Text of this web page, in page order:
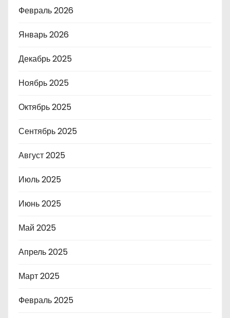
Февраль 2026
Январь 2026
Декабрь 2025
Ноябрь 2025
Октябрь 2025
Сентябрь 2025
Август 2025
Июль 2025
Июнь 2025
Май 2025
Апрель 2025
Март 2025
Февраль 2025